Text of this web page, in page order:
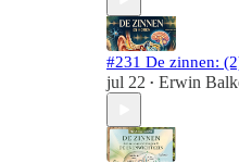
#231 De zinnen:
jul 22 • Erwin